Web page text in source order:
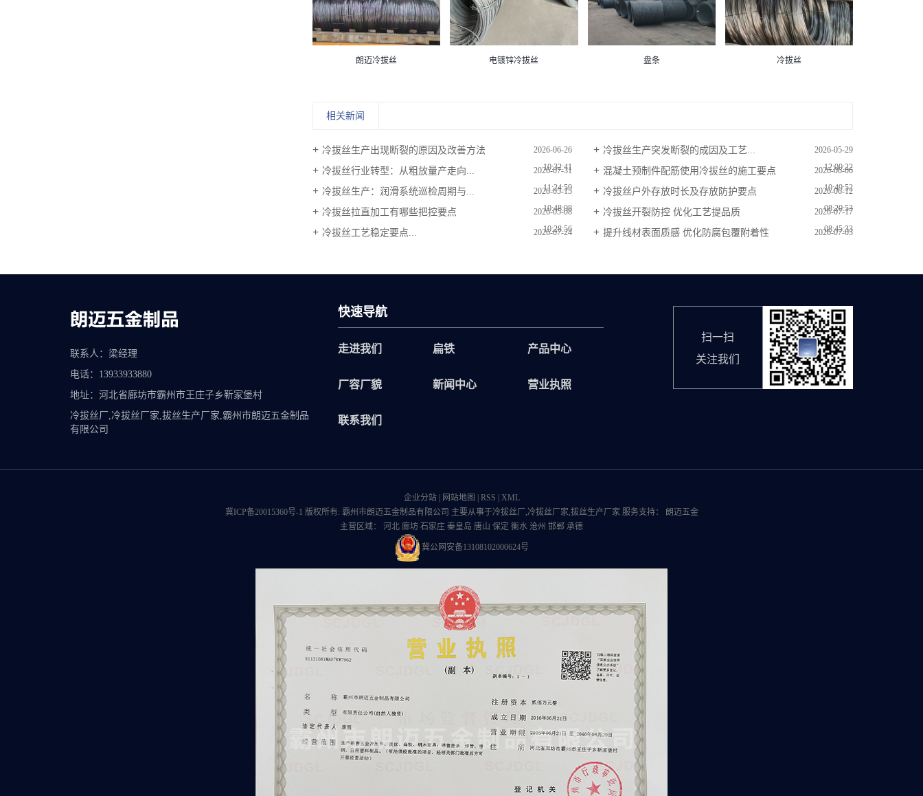
朗迈冷拔丝 电镀锌冷拔丝 盘条 冷拔丝
相关新闻
冷拔丝生产出现断裂的原因及改善方法
2026-06-26
10:32:41
冷拔丝生产突发断裂的成因及工艺...
2026-05-29
12:00:22
冷拔丝行业转型：从粗放量产走向...
2026-07-31
11:24:59
混凝土预制件配筋使用冷拔丝的施工要点
2026-06-06
10:49:52
冷拔丝生产：润滑系统巡检周期与...
2026-05-15
10:48:08
冷拔丝户外存放时长及存放防护要点
2026-06-12
08:20:53
冷拔丝拉直加工有哪些把控要点
2026-05-08
10:28:56
冷拔丝开裂防控 优化工艺提品质
2026-07-17
08:45:33
冷拔丝工艺稳定要点...
2026-07-24
提升线材表面质感 优化防腐包覆附着性
2026-07-03
联系人：梁经理
电话：13933933880
地址：河北省廊坊市霸州市王庄子乡靳家堡村
冷拔丝厂,冷拔丝厂家,拔丝生产厂家,霸州市朗迈五金制品
有限公司
快速导航
走进我们 扁铁 产品中心
厂容厂貌 新闻中心 营业执照
联系我们
扫一扫
关注我们
企业分站| 网站地图 RSS
XML
冀ICP备20015360号-1 版权所有: 霸州市朗迈五金制品有限公司 主要从事于冷拔丝厂 ,冷拔丝厂家,拔丝生产厂家 服务支持：
朗迈五金
主营区域： 河北 廊坊 石家庄 秦皇岛 唐山 保定 衡水 沧州 邯郸 承德
冀公网安备13108102000624号